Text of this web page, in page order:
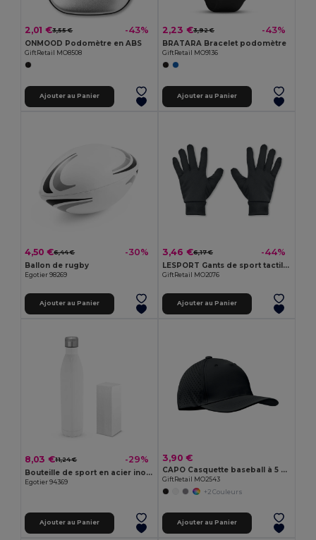
2,01 €3,55 € -43%
ONMOOD Podomètre en ABS
GiftRetail MO8508
Ajouter au Panier
2,23 €3,92 € -43%
BRATARA Bracelet podomètre
GiftRetail MO9136
Ajouter au Panier
4,50 €6,44 € -30%
Ballon de rugby
Egotier 98269
Ajouter au Panier
3,46 €6,17 € -44%
LESPORT Gants de sport tactiles
GiftRetail MO2076
Ajouter au Panier
8,03 €11,24 € -29%
Bouteille de sport en acier inoxydable pour sublimation
Egotier 94369
Ajouter au Panier
3,90 €
CAPO Casquette baseball à 5 pans
GiftRetail MO2543
+2 Couleurs
Ajouter au Panier